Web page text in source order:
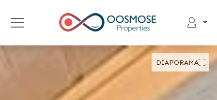
DIAPORAMA